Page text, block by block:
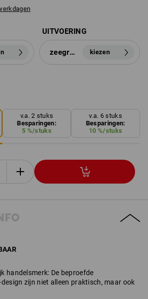
UITVOERING
zeegroen kiezen
v.a. 2 stuks
Besparingen:
5 %/stuks
v.a. 6 stuks
Besparingen:
10 %/stuks
handelsmerk: De beproefde
design zijn niet alleen praktisch, maar ook